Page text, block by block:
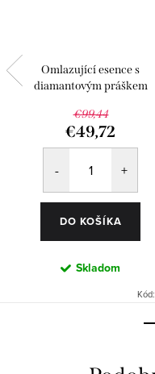
Omlazující esence s
diamantovým práškem
€99,44
€49,72
DO KOŠÍKA
Skladom
Kód: